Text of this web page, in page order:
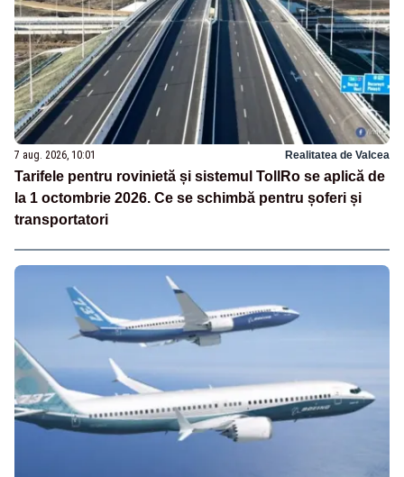
7 aug. 2026, 10:01 Realitatea de Valcea
Tarifele pentru rovinietă și sistemul TollRo se aplică de
la 1 octombrie 2026. Ce se schimbă pentru șoferi și
transportatori